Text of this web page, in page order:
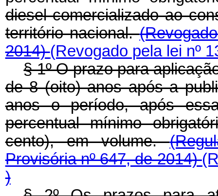
diesel comercializado ao
território nacional.
2014)(Revogado pela lei nº
§ 1º O prazo para
de 8 (oito) anos após a
anos o período, após
percentual mínimo
cento), em volume.
Provisória nº 647, de 2014)
)